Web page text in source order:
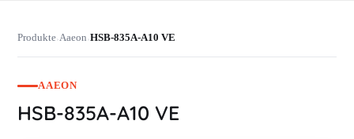
Produkte›Aaeon›HSB-835A-A10 VE
AAEON
HSB-835A-A10 VE